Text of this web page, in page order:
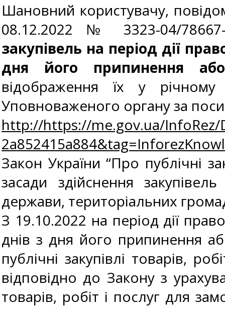
Шановний користувачу,
08.12.2022 № 3323-04/
закупівель на період дії
дня його припинення
відображення їх у
Уповноваженого органу за
http://https://me.gov.ua/InfoRez/
Закон України “Про публічні
засади здійснення
держави, територіальних
З 19.10.2022 на період дії
днів з дня його припинення
публічні закупівлі товарів,
відповідно до Закону з
товарів, робіт і послуг для